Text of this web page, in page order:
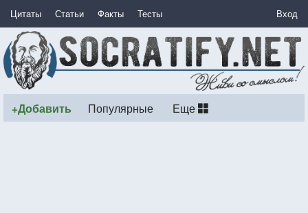
Цитаты Статьи Факты Тесты Вход
+Добавить Популярные Еще